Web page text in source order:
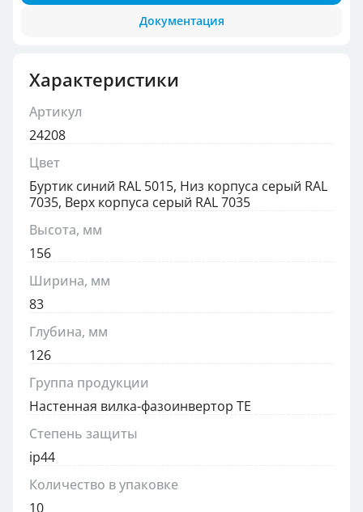
Документация
Характеристики
Артикул
24208
Цвет
Буртик синий RAL 5015, Низ корпуса серый RAL
7035, Верх корпуса серый RAL 7035
Высота, мм
156
Ширина, мм
83
Глубина, мм
126
Группа продукции
Настенная вилка-фазоинвертор TE
Степень защиты
ip44
Количество в упаковке
10